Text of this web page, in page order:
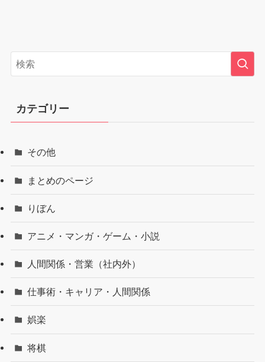
カテゴリー
その他
まとめのページ
りぼん
アニメ・マンガ・ゲーム・小説
人間関係・営業（社内外）
仕事術・キャリア・人間関係
娯楽
将棋